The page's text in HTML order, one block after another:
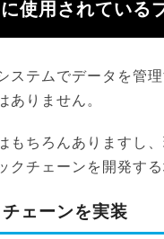
使用されている
ステムでデータを管
ありません。
もちろんありますし
クチェーンを開発す
ェーンを実装